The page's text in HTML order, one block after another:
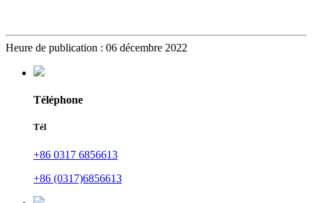
Heure de publication : 06 décembre 2022
Téléphone
Tél
+86 0317 6856613
+86 (0317)6856613